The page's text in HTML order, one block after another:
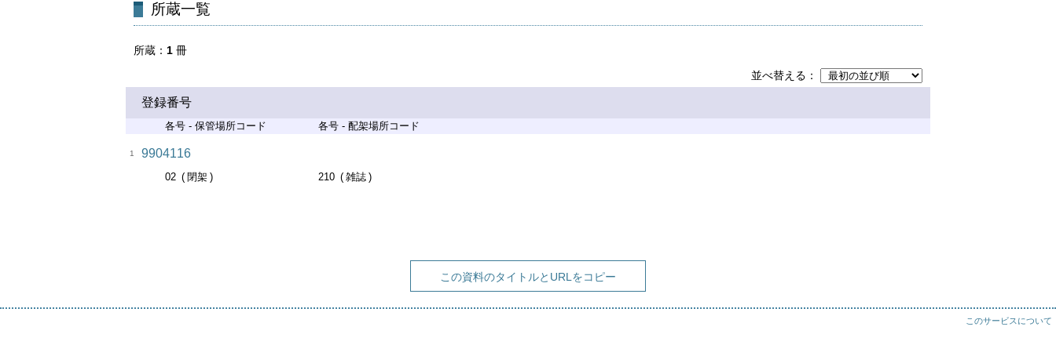
所蔵一覧
所蔵 1 冊
並べ替える
登録番号
各号 - 保管場所コード 各号 - 配架場所コード
1 9904116
02 閉架 210 雑誌
この資料のタイトルとURLをコピー
このサービスについて